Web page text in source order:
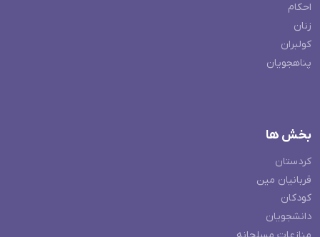
احکام
زنان
کولبران
پناهجویان
بخش ها
کردستان
قربانیان مین
کودکان
دانشجویان